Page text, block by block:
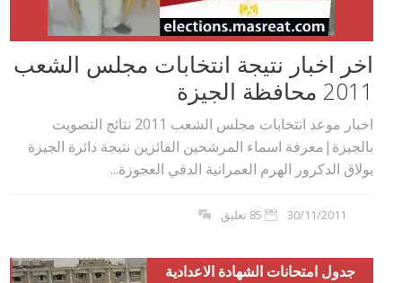
اخر اخبار نتيجة انتخابات مجلس الشعب
2011 محافظة الجيزة
اخبار موعد انتخابات مجلس الشعب 2011 نتائج التصويت
بالجيزة|معرفة اسماء المرشحين الفائزين نتيجة دائرة الجيزة
بولاق الدكرور الهرم العمرانية الدقي العجوزة...
30/11/2011 85 تعليق
جدول امتحانات الشهادة الاعدادية